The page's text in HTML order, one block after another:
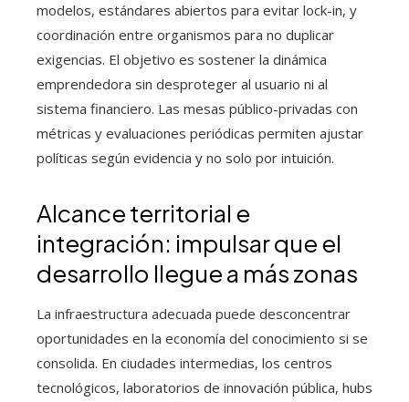
modelos, estándares abiertos para evitar lock-in, y
coordinación entre organismos para no duplicar
exigencias. El objetivo es sostener la dinámica
emprendedora sin desproteger al usuario ni al
sistema financiero. Las mesas público-privadas con
métricas y evaluaciones periódicas permiten ajustar
políticas según evidencia y no solo por intuición.
Alcance territorial e
integración: impulsar que el
desarrollo llegue a más zonas
La infraestructura adecuada puede desconcentrar
oportunidades en la economía del conocimiento si se
consolida. En ciudades intermedias, los centros
tecnológicos, laboratorios de innovación pública, hubs